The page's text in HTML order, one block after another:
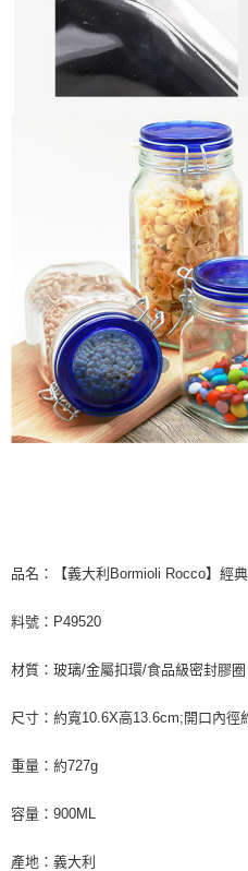
品名：【義大利Bormioli Rocco】經
料號：P49520
材質：玻璃/金屬扣環/食品級密封膠圈
尺寸：約寬10.6X高13.6cm;開口內徑
重量：約727g
容量：900ML
產地：義大利